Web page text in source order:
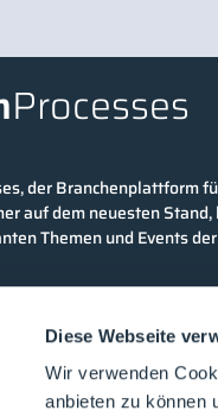
Diese Webseite
Wir verwenden
anbieten zu können
Processes
der Branchenplattform
auf dem neuesten
Themen und Events